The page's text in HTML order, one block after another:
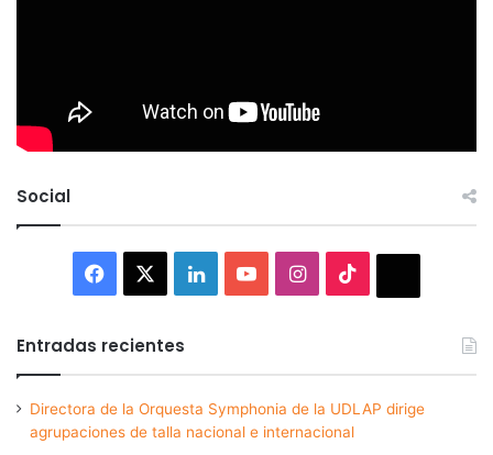
Social
Facebook LinkedInYouTubeInstagram
Entradas recientes
Directora de la Orquesta Symphonia de la UDLAP dirige
agrupaciones de talla nacional e internacional